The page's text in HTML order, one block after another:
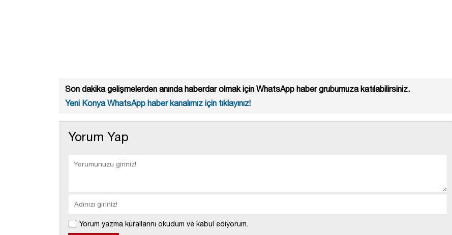
Son dakika gelişmelerden anında haberdar olmak için WhatsApp haber grubumuza katılabilirsiniz.
Yeni Konya WhatsApp haber kanalımız için tıklayınız!
Yorum Yap
Yorum yazma kurallarını okudum ve kabul ediyorum.